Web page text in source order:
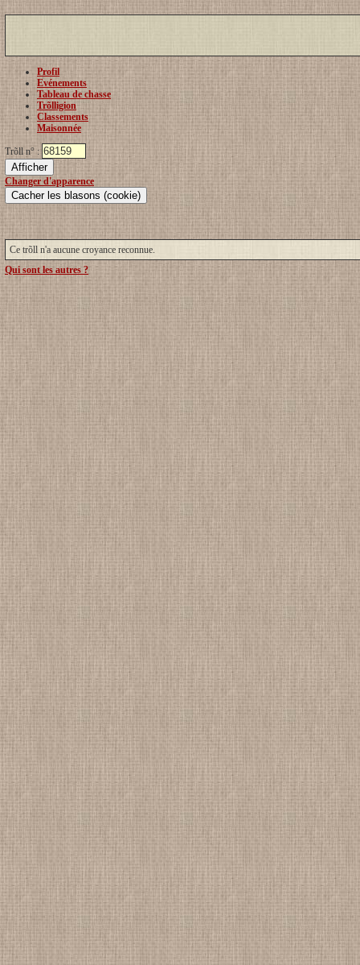
Profil
Evénements
Tableau de chasse
Trõlligion
Classements
Maisonnée
Trõll n° :
Changer d'apparence
Ce trõll n'a aucune croyance reconnue.
Qui sont les autres ?